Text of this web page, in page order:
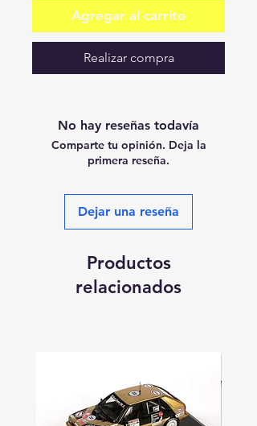
Agregar al carrito
Realizar compra
No hay reseñas todavía
Comparte tu opinión. Deja la
primera reseña.
Dejar una reseña
Productos
relacionados